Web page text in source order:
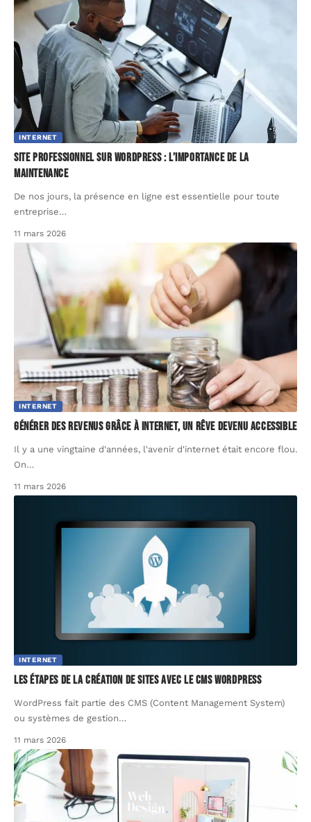
INTERNET
Site professionnel sur WordPress : l’importance de la
maintenance
De nos jours, la présence en ligne est essentielle pour toute
entreprise…
11 mars 2026
INTERNET
Générer des revenus grâce à internet, un rêve devenu accessible
Il y a une vingtaine d'années, l'avenir d'internet était encore flou.
On…
11 mars 2026
INTERNET
Les étapes de la création de sites avec le CMS WordPress
WordPress fait partie des CMS (Content Management System)
ou systèmes de gestion…
11 mars 2026